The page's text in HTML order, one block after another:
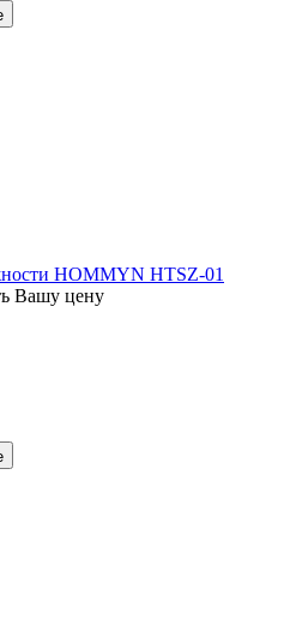
HOMMYN HTSZ-01
Вашу цену